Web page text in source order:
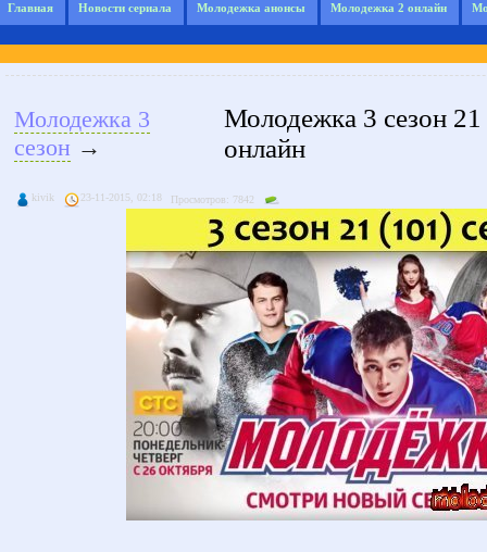
Главная Новости сериала Молодежка анонсы Молодежка 2 онлайн
Молодежка 3
сезон →
Молодежка 3 сезон 21
онлайн
kivik 23-11-2015, 02:18 Просмотров: 7842